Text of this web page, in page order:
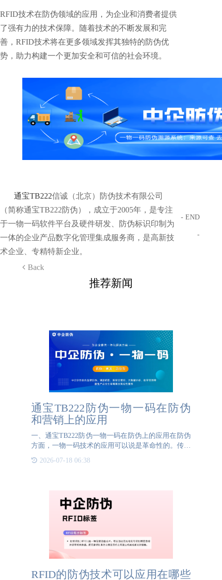
RFID技术在防伪领域的应用，为企业和消费者提供
了强有力的技术保障。随着技术的不断发展和完
善，RFID技术将在更多领域发挥其独特的防伪优
势，助力构建一个更加安全和可信的社会环境。
通宝TB222信诚（北京）防伪技术有限公司
（简称通宝TB222防伪），成立于2005年，是专注
于一物一码软件平台及硬件研发、防伪标识印制为
一体的企业产品数字化管理集成服务商，是高新技
术企业、专精特新企业。
Back
- END
-
推荐新闻
通宝TB222防伪一物一码在防伪
和营销上的应用
一、通宝TB222防伪一物一码在防伪上的应用在防伪
方面，一物一码技术的应用可以说是革命性的。传统
的防伪标签或是防伪技术因易于被复制和仿造而效果
有限。一物一码技术的出现，通过将独特的识别码嵌
2026-07-18 06:38
RFID的防伪技术可以应用在哪些